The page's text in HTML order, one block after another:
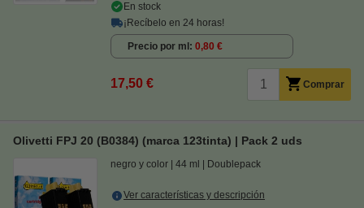
En stock
¡Recíbelo en 24 horas!
Precio por ml 0,80 €
17,50 € Comprar
Olivetti FPJ 20 (B0384) (marca 123tinta) | Pack 2 uds
negro y color 44 ml Doublepack
Ver características y descripción